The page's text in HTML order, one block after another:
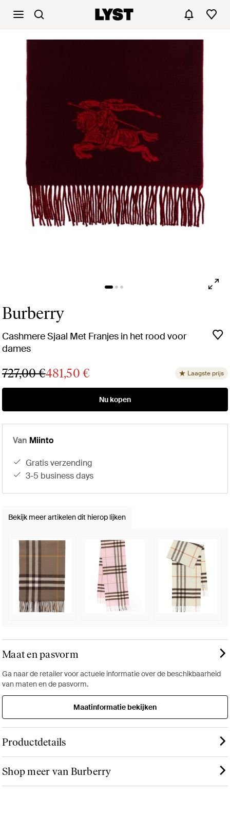
Burberry
Cashmere Sjaal Met Franjes in het rood voor
dames
727,00 €481,50 € Laagste prijs
Nu kopen
Van Miinto
gratis verzending
3-5 business days
Bekijk meer artikelen dit hierop lijken
Maat en pasvorm
Ga naar de retailer voor actuele informatie over de beschikbaarheid
van maten en de pasvorm.
Maatinformatie bekijken
Productdetails
Shop meer van Burberry